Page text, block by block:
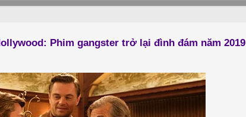
Phim gangster trở lại đình đám năm 2019